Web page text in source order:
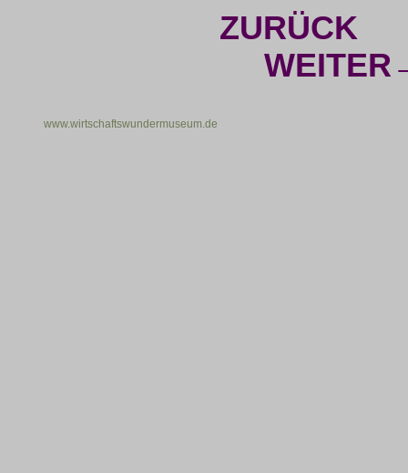
ZURÜCK
www.wirtschaftswundermuseum.de